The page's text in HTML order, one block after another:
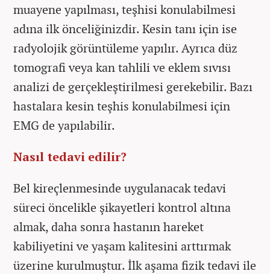
muayene yapılması, teşhisi konulabilmesi
adına ilk önceliğinizdir. Kesin tanı için ise
radyolojik görüntüleme yapılır. Ayrıca düz
tomografi veya kan tahlili ve eklem sıvısı
analizi de gerçekleştirilmesi gerekebilir. Bazı
hastalara kesin teşhis konulabilmesi için
EMG de yapılabilir.
Nasıl tedavi edilir?
Bel kireçlenmesinde uygulanacak tedavi
süreci öncelikle şikayetleri kontrol altına
almak, daha sonra hastanın hareket
kabiliyetini ve yaşam kalitesini arttırmak
üzerine kurulmuştur. İlk aşama fizik tedavi ile